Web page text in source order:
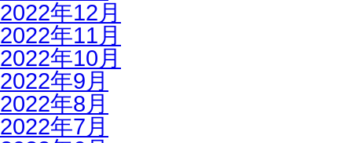
2022年12月
2022年11月
2022年10月
2022年9月
2022年8月
2022年7月